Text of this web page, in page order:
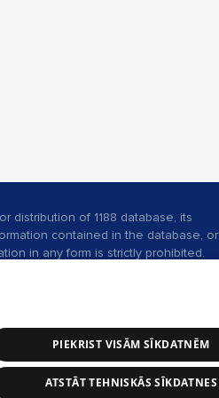
distribution of 1188 database, its
contained in the database, or
in any form is strictly prohibited.
PIEKRIST VISĀM SĪKDATNĒM
ATSTĀT TEHNISKĀS SĪKDATNES